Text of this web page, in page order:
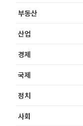
부동산
산업
경제
국제
정치
사회